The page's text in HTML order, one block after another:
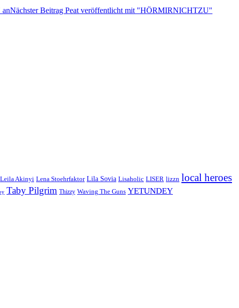
anNächster Beitrag Peat veröffentlicht mit "HÖRMIRNICHTZU"
Leila Akinyi Lena Stoehrfaktor Lila Sovia Lisaholic LISER lizzn local heroes
Taby Pilgrim Thizzy Waving The Guns YETUNDEY